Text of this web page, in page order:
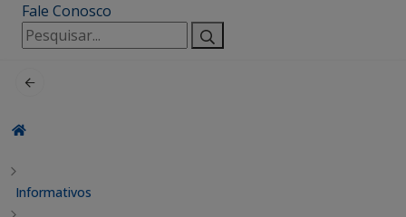
Fale Conosco
Pesquisar
por:
Informativos